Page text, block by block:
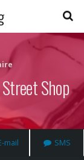
Shop
mail SMS